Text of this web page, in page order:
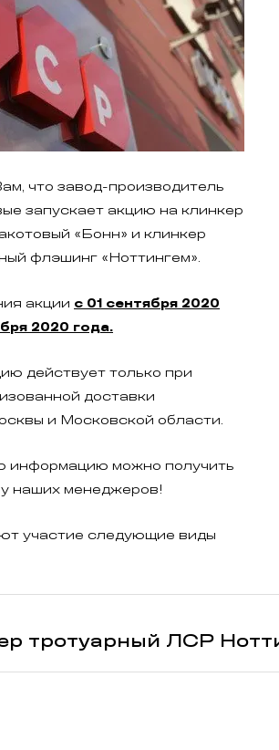
что завод-производитель
запускает акцию на клинкер
«Бонн» и клинкер
флэшинг «Ноттингем».
акции с 01 сентября 2020
2020 года.
действует только при
доставки
и Московской области.
информацию можно получить
наших менеджеров!
участие следующие виды
тротуарный ЛСР